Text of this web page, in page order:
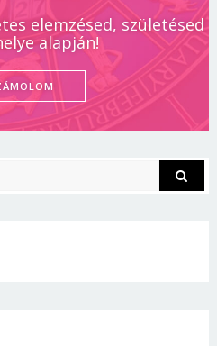
elemzésed, születésed
alapján!